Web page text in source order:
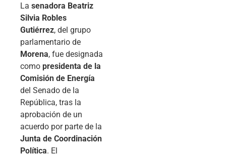
La senadora Beatriz
Silvia Robles
Gutiérrez, del grupo
parlamentario de
Morena, fue designada
como presidenta de la
Comisión de Energía
del Senado de la
República, tras la
aprobación de un
acuerdo por parte de la
Junta de Coordinación
Política. El